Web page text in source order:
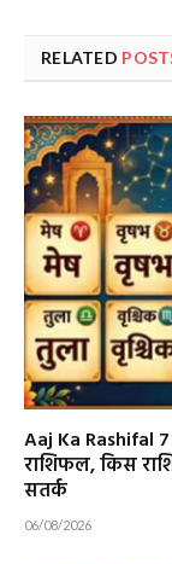
RELATED
Aaj Ka Rashifal
राशिफल, किस
सतर्क
06/08/2026